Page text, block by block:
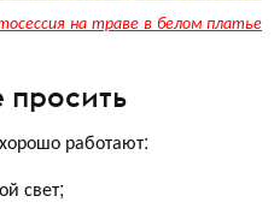
на траве в белом платье
просить
работают:
свет;